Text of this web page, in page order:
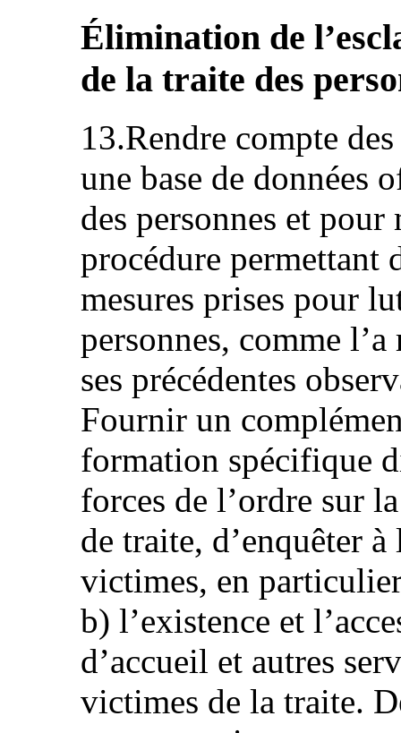
Élimination de
de la traite des
13.Rendre compte
une base de données
des personnes et pour
procédure permettant
mesures prises pour
personnes, comme
ses précédentes
Fournir un
formation spécifique
forces de l’ordre sur
de traite, d’enquêter
victimes, en
b) l’existence et
d’accueil et autres
victimes de la traite.